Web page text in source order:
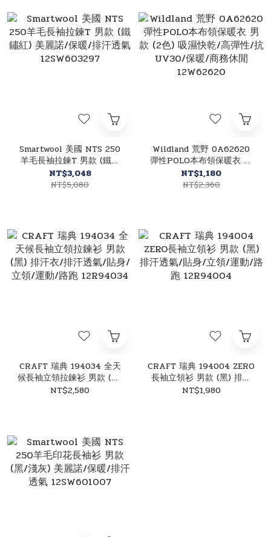
Smartwool 美國 NTS 250
羊毛長袖拉鍊T 男款 (鐵鏽
紅) 美麗諾/保暖/排汗透氣
12SW603297
NT$3,048
NT$5,080
Wildland 荒野 0A62620
彈性POLO本布領保暖衣 男
款 (2色) 吸濕快乾/高彈性/
抗UV30/保暖/商務休閒
NT$1,180
NT$2,360
CRAFT 瑞典 194034 全天
候長袖立領拉鍊衫 男款 (黑)
排汗衣/排汗透氣/貼身/立
NT$2,580
CRAFT 瑞典 194004 ZERO
長袖立領衫 男款 (黑) 排汗
透氣/貼身/立領/運動/路跑
NT$1,980